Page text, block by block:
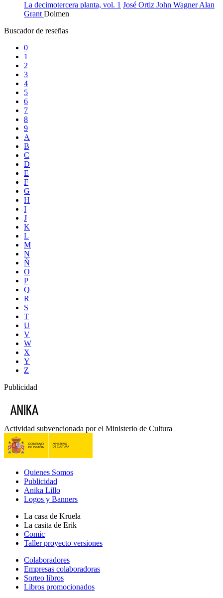
La decimotercera planta, vol. 1 José Ortiz John WagnerAlan
Grant Dolmen
Buscador de reseñas
0
1
2
3
4
5
6
7
8
9
A
B
C
D
E
F
G
H
I
J
K
L
M
N
Ñ
O
P
Q
R
S
T
U
V
W
X
Y
Z
Publicidad
Actividad subvencionada por el Ministerio de Cultura
Quienes Somos
Publicidad
Anika Lillo
Logos y Banners
La casa de Kruela
La casita de Erik
Comic
Taller proyecto versiones
Colaboradores
Empresas colaboradoras
Sorteo libros
Libros promocionados